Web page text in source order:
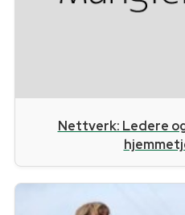
Nettverk: Ledere